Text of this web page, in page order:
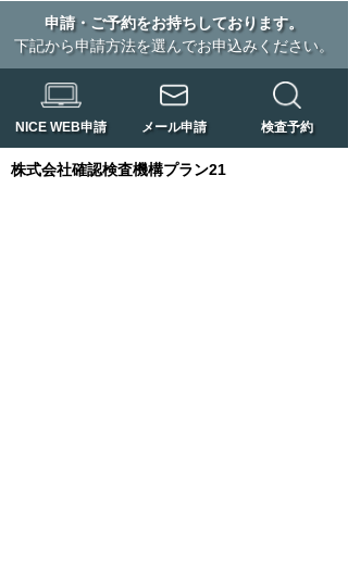
申請・ご予約をお持ちしております。
下記から申請方法を選んでお申込みください。
NICE WEB申請 メール申請 検査予約
株式会社確認検査機構プラン21